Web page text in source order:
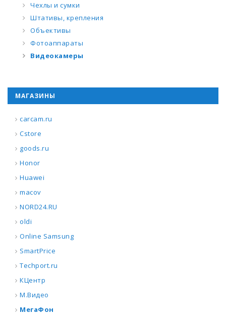
Чехлы и сумки
Штативы, крепления
Объективы
Фотоаппараты
Видеокамеры
МАГАЗИНЫ
carcam.ru
Cstore
goods.ru
Honor
Huawei
macov
NORD24.RU
oldi
Online Samsung
SmartPrice
Techport.ru
КЦентр
М.Видео
МегаФон